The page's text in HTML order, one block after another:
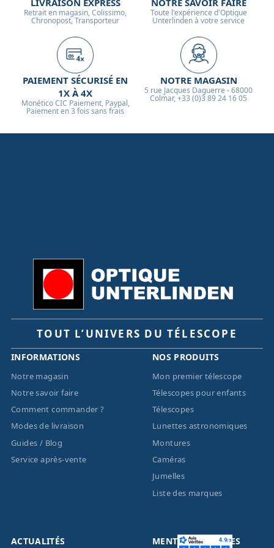
LIVRAISON EXPRESS
Retrait en magasin, Colissimo,
Chronopost, Transporteur
NOTRE SAVOIR FAIRE
Toute l'expérience d'Optique
Unterlinden à votre service
PAIEMENT SÉCURISÉ EN
1X À 4X
Monético CIC Paiement, Paypal,
Paiement en 3 fois sans frais
NOTRE MAGASIN
5 rue Jacques Daguerre - 68000
Colmar, +33 (0)3 89 24 16 05
TOUT L’UNIVERS DU TÉLESCOPE
INFORMATIONS
Notre magasin
Notre savoir faire
Comment commander ?
Modes de livraison
Guides / Blog
Service après-vente
NOS PRODUITS
Mon premier télescope
Télescopes pour enfants
Télescopes
Lunettes astronomiques
Montures
Caméras
Jumelles
Liste des marques
ACTUALITÉS MENTIONS LÉGALES